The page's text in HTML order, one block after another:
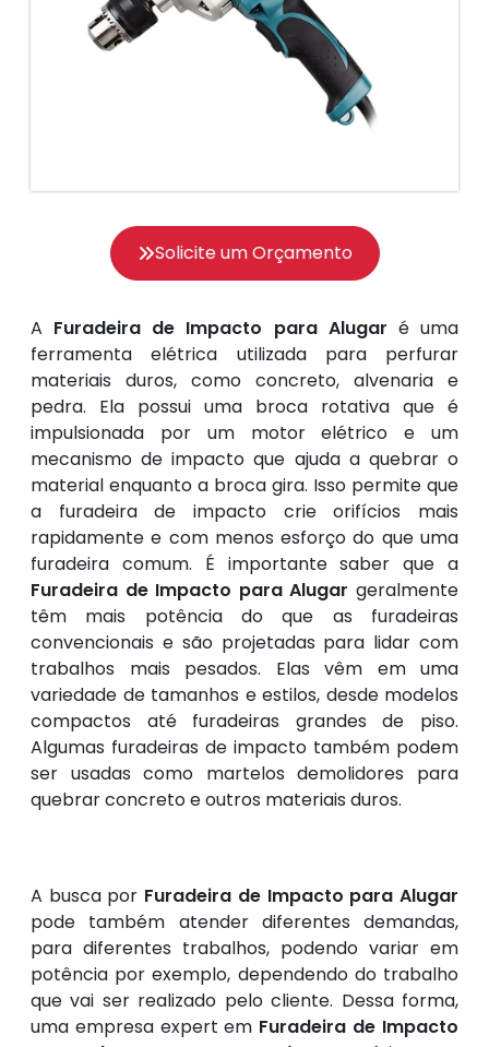
A Furadeira de Impacto para Alugar é uma
ferramenta elétrica utilizada para perfurar
materiais duros, como concreto, alvenaria e
pedra. Ela possui uma broca rotativa que é
impulsionada por um motor elétrico e um
mecanismo de impacto que ajuda a quebrar o
material enquanto a broca gira. Isso permite que
a furadeira de impacto crie orifícios mais
rapidamente e com menos esforço do que uma
furadeira comum. É importante saber que a
Furadeira de Impacto para Alugar geralmente
têm mais potência do que as furadeiras
convencionais e são projetadas para lidar com
trabalhos mais pesados. Elas vêm em uma
variedade de tamanhos e estilos, desde modelos
compactos até furadeiras grandes de piso.
Algumas furadeiras de impacto também podem
ser usadas como martelos demolidores para
quebrar concreto e outros materiais duros.
Solicite um Orçamento
A busca por Furadeira de Impacto para Alugar
pode também atender diferentes demandas,
para diferentes trabalhos, podendo variar em
potência por exemplo, dependendo do trabalho
que vai ser realizado pelo cliente. Dessa forma,
uma empresa expert em Furadeira de Impacto